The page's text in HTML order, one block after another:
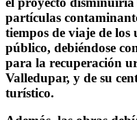
partículas
tiempos de viaje de
público, debiéndose
para la recuperación
Valledupar, y de su
turístico.